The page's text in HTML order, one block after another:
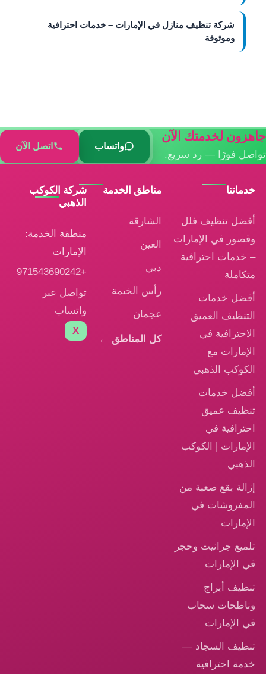
شركة تنظيف منازل في الإمارات – خدمات احترافية
وموثوقة
جاهزون لخدمتك الآن
تواصل فورًا — رد سريع.
واتساب اتصل الآن
خدماتنا
أفضل تنظيف فلل
وقصور في الإمارات
– خدمات احترافية
متكاملة
أفضل خدمات
التنظيف العميق
الاحترافية في
الإمارات مع
الكوكب الذهبي
أفضل خدمات
تنظيف عميق
احترافية في
الإمارات | الكوكب
الذهبي
إزالة بقع صعبة من
المفروشات في
الإمارات
تلميع جرانيت وحجر
في الإمارات
تنظيف أبراج
وناطحات سحاب
في الإمارات
تنظيف السجاد —
خدمة احترافية
مناطق الخدمة
الشارقة
العين
دبي
رأس الخيمة
عجمان
كل المناطق ←
شركة الكوكب
الذهبي
منطقة الخدمة:
الإمارات
+971543690242
تواصل عبر
واتساب
X